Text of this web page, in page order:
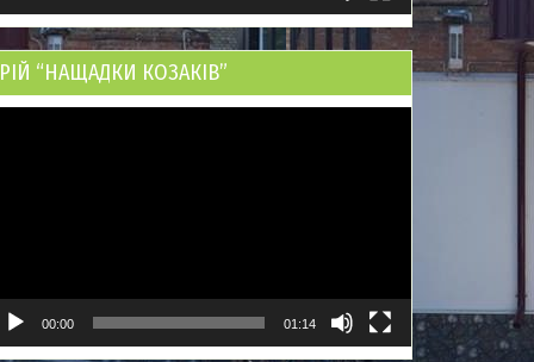
РІЙ “НАЩАДКИ КОЗАКІВ”
00:00 01:14